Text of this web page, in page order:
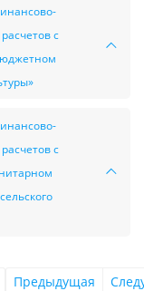
с
с
Предыдущая